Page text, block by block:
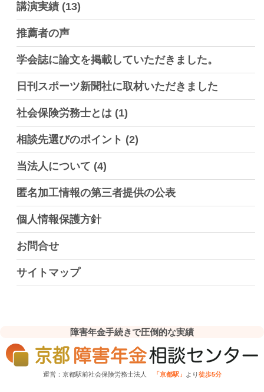
講演実績 (13)
推薦者の声
学会誌に論文を掲載していただきました。
日刊スポーツ新聞社に取材いただきました
社会保険労務士とは (1)
相談先選びのポイント (2)
当法人について (4)
匿名加工情報の第三者提供の公表
個人情報保護方針
お問合せ
サイトマップ
障害年金手続きで圧倒的な実績
運営：京都駅前社会保険労務士法人 「京都駅」 より徒歩5分